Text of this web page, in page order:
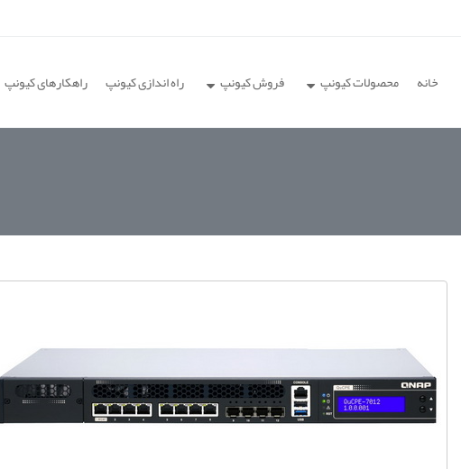
خانه محصولات کیونپ فروش کیونپ راه اندازی کیونپ راهکارهای کیونپ